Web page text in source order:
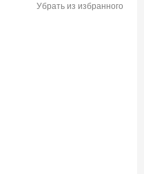
Убрать из избранного